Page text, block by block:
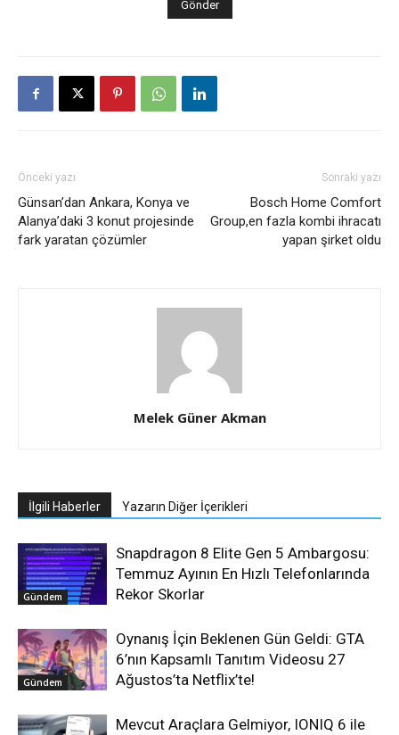
Önceki yazı
Günsan’dan Ankara, Konya ve
Alanya’daki 3 konut projesinde
fark yaratan çözümler
Sonraki yazı
Bosch Home Comfort
Group,en fazla kombi ihracatı
yapan şirket oldu
Melek Güner Akman
İlgili Haberler Yazarın Diğer İçerikleri
Gündem
Snapdragon 8 Elite Gen 5 Ambargosu:
Temmuz Ayının En Hızlı Telefonlarında
Rekor Skorlar
Gündem
Oynanış İçin Beklenen Gün Geldi: GTA
6’nın Kapsamlı Tanıtım Videosu 27
Ağustos’ta Netflix’te!
Mevcut Araçlara Gelmiyor, IONIQ 6 ile